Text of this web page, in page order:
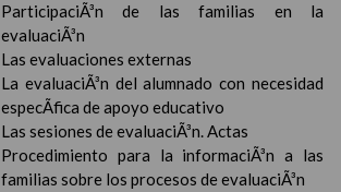
ParticipaciÃ³n de las familias en la
evaluaciÃ³n
Las evaluaciones externas
La evaluaciÃ³n del alumnado con necesidad
especÃ­fica de apoyo educativo
Las sesiones de evaluaciÃ³n. Actas
Procedimiento para la informaciÃ³n a las
familias sobre los procesos de evaluaciÃ³n